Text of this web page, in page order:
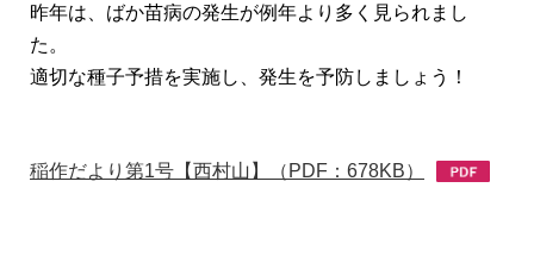
昨年は、ばか苗病の発生が例年より多く見られまし
た。
適切な種子予措を実施し、発生を予防しましょう！
稲作だより第1号【西村山】（PDF：678KB）